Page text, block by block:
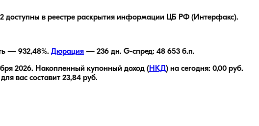
доступны в реестре раскрытия информации ЦБ РФ (Интерфакс).
— 932,48%. Дюрация — 236 дн. G-спред: 48 653 б.п.
2026. Накопленный купонный доход (НКД) на сегодня: 0,00 руб.
вас составит 23,84 руб.